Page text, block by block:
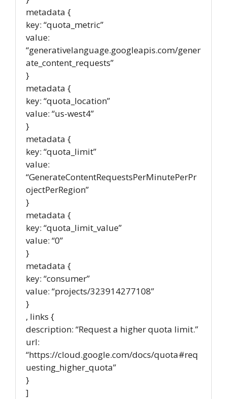
metadata {
key: “quota_metric”
value:
“generativelanguage.googleapis.com/gener
ate_content_requests”
}
metadata {
key: “quota_location”
value: “us-west4”
}
metadata {
key: “quota_limit”
value:
“GenerateContentRequestsPerMinutePerPr
ojectPerRegion”
}
metadata {
key: “quota_limit_value”
value: “0”
}
metadata {
key: “consumer”
value: “projects/323914277108”
}
, links {
description: “Request a higher quota limit.”
url:
“https://cloud.google.com/docs/quota#req
uesting_higher_quota”
}
]